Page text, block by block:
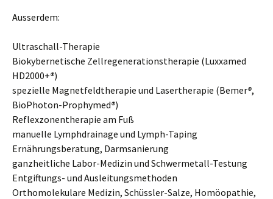
Ausserdem:
Ultraschall-Therapie
Biokybernetische Zellregenerationstherapie (Luxxamed
HD2000+®)
spezielle Magnetfeldtherapie und Lasertherapie (Bemer®,
BioPhoton-Prophymed®)
Reflexzonentherapie am Fuß
manuelle Lymphdrainage und Lymph-Taping
Ernährungsberatung, Darmsanierung
ganzheitliche Labor-Medizin und Schwermetall-Testung
Entgiftungs- und Ausleitungsmethoden
Orthomolekulare Medizin, Schüssler-Salze, Homöopathie,